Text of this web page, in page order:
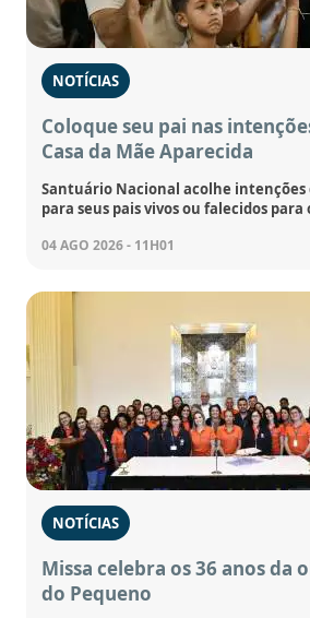
NOTÍCIAS
Coloque seu pai nas
Casa da Mãe Aparecida
Santuário Nacional acolhe intenções
para seus pais vivos ou falecidos para
04 AGO 2026 - 11H01
NOTÍCIAS
Missa celebra os 36 anos da
do Pequeno